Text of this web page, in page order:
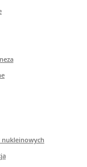
nukleinowych